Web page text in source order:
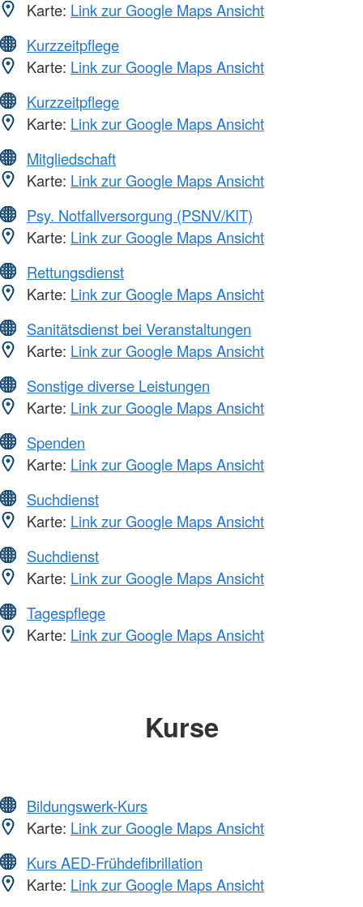
Karte: Link zur Google Maps Ansicht
Kurzzeitpflege
Karte: Link zur Google Maps Ansicht
Kurzzeitpflege
Karte: Link zur Google Maps Ansicht
Mitgliedschaft
Karte: Link zur Google Maps Ansicht
Psy. Notfallversorgung (PSNV/KIT)
Karte: Link zur Google Maps Ansicht
Rettungsdienst
Karte: Link zur Google Maps Ansicht
Sanitätsdienst bei Veranstaltungen
Karte: Link zur Google Maps Ansicht
Sonstige diverse Leistungen
Karte: Link zur Google Maps Ansicht
Spenden
Karte: Link zur Google Maps Ansicht
Suchdienst
Karte: Link zur Google Maps Ansicht
Suchdienst
Karte: Link zur Google Maps Ansicht
Tagespflege
Karte: Link zur Google Maps Ansicht
Kurse
Bildungswerk-Kurs
Karte: Link zur Google Maps Ansicht
Kurs AED-Frühdefibrillation
Karte: Link zur Google Maps Ansicht